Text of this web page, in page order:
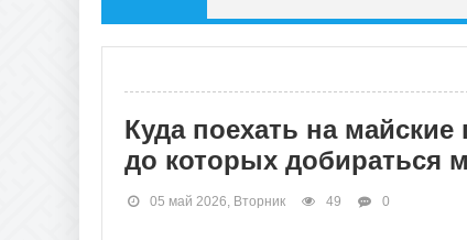
Куда поехать на
до которых добираться
05 май 2026, Вторник 49 0